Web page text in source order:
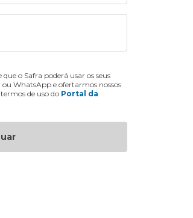
o Safra poderá usar os seus
WhatsApp e ofertarmos nossos
de uso do Portal da